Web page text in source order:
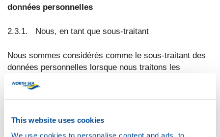
This website uses cookies
données personnelles
2.3.1. Nous, en tant que sous-traitant
Nous sommes considérés comme le sous-traitant des
données personnelles lorsque nous traitons les
données personnelles pour des tierces parties. Dans ce
cas, nous mettons tout en œuvre pour prendre les
mesures organisationnelles et techniques nécessaires
destruction accidentelle ou injustifiée, de toute perte